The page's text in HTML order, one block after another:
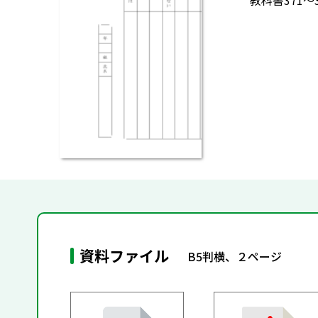
資料ファイル B5判横、２ページ